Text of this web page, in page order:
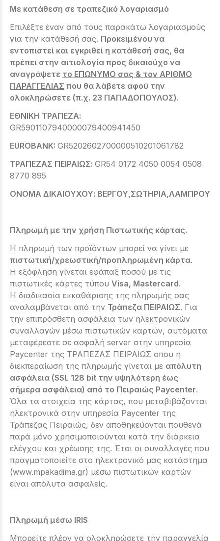
Με κατάθεση σε τραπεζικό λογαριασμό
Επιλέξτε έναν από τους παρακάτω λογαριασμούς
για την κατάθεσή σας. Προκειμένου να
εντοπιστεί και εγκριθεί η κατάθεσή σας, θα
πρέπει στην αιτιολογία προς δικαιούχο να
αναγράψετε το ΕΠΩΝΥΜΟ σας & τον ΑΡΙΘΜΟ
ΠΑΡΑΓΓΕΛΙΑΣ που θα λάβετε αφού την
ολοκληρώσετε (π.χ. 23 ΠΑΠΑΔΟΠΟΥΛΟΣ).
ΕΘΝΙΚΗ ΤΡΑΠΕΖΑ:
GR5901107940000079400941450
EUROBANK: GR5202602700000510201061782
ΤΡΑΠΕΖΑΣ ΠΕΙΡΑΙΩΣ: GR54 0172 4050 0054 0508
8770 895
ΟΝΟΜΑ ΔΙΚΑΙΟΥΧΟΥ: ΒΕΡΓΟΥ,ΣΩΤΗΡΙΑ,ΛΑΜΠΡΟΥ
Πληρωμή με την χρήση Πιστωτικής κάρτας.
Η πληρωμή των προϊόντων μπορεί να γίνει με
πιστωτική/χρεωστική/προπληρωμένη κάρτα.
Η εξόφληση γίνεται εφάπαξ ποσού με τις
πιστωτικές κάρτες τύπου Visa, Mastercard.
Η διαδικασία εκκαθάρισης της πληρωμής σας
αναλαμβάνεται από την Τράπεζα ΠΕΙΡΑΙΩΣ. Για
την επιπρόσθετη ασφάλεια των ηλεκτρονικών
συναλλαγών μέσω πιστωτικών καρτών, αυτόματα
μεταφέρεστε σε ασφαλή server στην υπηρεσία
Paycenter της ΤΡΑΠΕΖΑΣ ΠΕΙΡΑΙΩΣ οπου η
διεκπεραίωση της πληρωμής γίνεται με απόλυτη
ασφάλεια (SSL 128 bit την υψηλότερη έως
σήμερα ασφάλεια) από το Πειραιώς Paycenter.
Όλα τα στοιχεία της κάρτας, που μεταβιβάζονται
ηλεκτρονικά στην υπηρεσία Paycenter της
Τράπεζας Πειραιώς, δεν αποθηκεύονται πουθενά
παρά μόνο χρησιμοποιούνται κατά την διάρκεια
ελέγχου και χρέωσης της. Έτσι οι συναλλαγές που
πραγματοποιείτε στο ηλεκτρονικό μας κατάστημα
(www.mpakadima.gr) μέσω πιστωτικών καρτών
είναι απόλυτα ασφαλείς.
Πληρωμή μέσω IRIS
Μπορείτε πλέον να ολοκληρώσετε την παραγγελία